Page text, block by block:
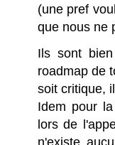
(une pref
que nous ne
Ils sont
roadmap de
soit critique,
Idem pour
lors de
n'existe